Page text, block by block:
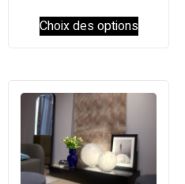
Choix des options